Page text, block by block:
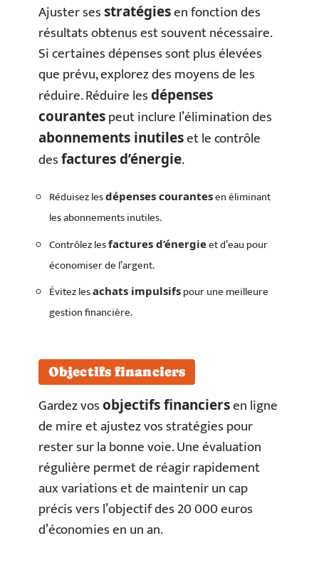
Ajuster sesstratégiesen fonction des
résultats obtenus est souvent nécessaire.
Si certaines dépenses sont plus élevées
que prévu, explorez des moyens de les
réduire. Réduire lesdépenses
courantespeut inclure l’élimination des
abonnements inutileset le contrôle
desfactures d’énergie.
Réduisez lesdépenses courantesen éliminant
les abonnements inutiles.
Contrôlez lesfactures d’énergieet d’eau pour
économiser de l’argent.
Évitez lesachats impulsifs pour une meilleure
gestion financière.
Objectifs financiers
Gardez vosobjectifs financiersen ligne
de mire et ajustez vos stratégies pour
rester sur la bonne voie. Une évaluation
régulière permet de réagir rapidement
aux variations et de maintenir un cap
précis vers l’objectif des 20 000 euros
d’économies en un an.